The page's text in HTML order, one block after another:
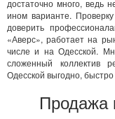
достаточно много, ведь
ином варианте.
доверить
«Аверс», работает на
числе и на Одесской.
сложенный коллектив
Одесской выгодно,
Продажа